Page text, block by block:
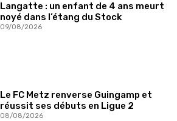
Langatte : un enfant de 4 ans meurt
noyé dans l’étang du Stock
09/08/2026
Le FC Metz renverse Guingamp et
réussit ses débuts en Ligue 2
08/08/2026